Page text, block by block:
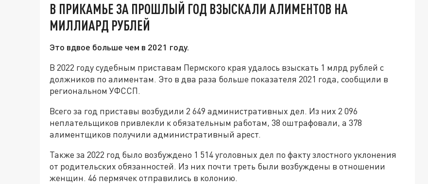
В ПРИКАМЬЕ ЗА ПРОШЛЫЙ ГОД ВЗЫСКАЛИ АЛИМЕНТОВ НА
МИЛЛИАРД РУБЛЕЙ
Это вдвое больше чем в 2021 году.
В 2022 году судебным приставам Пермского края удалось взыскать 1 млрд рублей с
должников по алиментам. Это в два раза больше показателя 2021 года, сообщили в
региональном УФССП.
Всего за год приставы возбудили 2 649 административных дел. Из них 2 096
неплательщиков привлекли к обязательным работам, 38 оштрафовали, а 378
алиментщиков получили административный арест.
Также за 2022 год было возбуждено 1 514 уголовных дел по факту злостного уклонения
от родительских обязанностей. Из них почти треть были возбуждены в отношении
женщин. 46 пермячек отправились в колонию.